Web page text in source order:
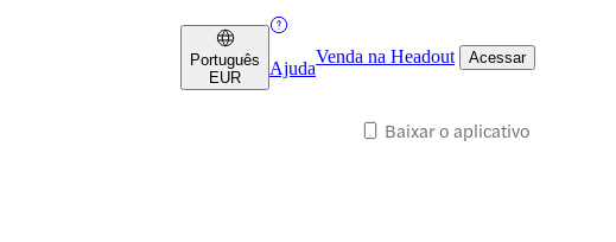
Português
EUR
Ajuda
Venda na Headout Acessar
Baixar o aplicativo